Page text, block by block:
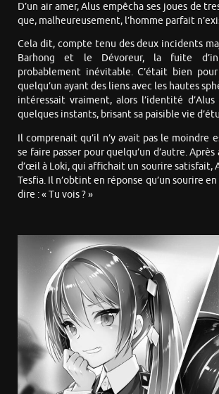
D’un air amer, Alus empêcha ses joues de
que, malheureusement, l’homme parfait
Cela dit, compte tenu des deux incidents
Barhong et le Dévoreur, la fuite
probablement inévitable. C’était bien
quelqu’un ayant des liens avec les hautes
intéressait vraiment, alors l’identité
quelques instants, brisant sa paisible vie
Il comprenait qu’il n’y avait pas le moindre
se faire passer pour quelqu’un d’autre.
d’œil à Loki, qui affichait un sourire satisfait,
Tesfia. Il n’obtint en réponse qu’un sourire
dire : « Tu vois ? »